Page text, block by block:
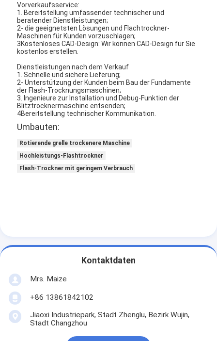
Horizontaler Band-Mischer
Universalzerkleinerungsmaschine
v-Art Pulvermischer
IBC-Behälter-Mischmaschine
Industrielle Schleuder
Grelle trockenere Maschine
Paddel-Trockner
Vorverkaufsservice:
1. Bereitstellung umfassender technischer und
beratender Dienstleistungen;
2- die geeignetsten Lösungen und Flachtrockner-
Maschinen für Kunden vorzuschlagen;
3Kostenloses CAD-Design: Wir können CAD-Design für Sie
kostenlos erstellen.
Dienstleistungen nach dem Verkauf
1. Schnelle und sichere Lieferung;
2- Unterstützung der Kunden beim Bau der Fundamente
der Flash-Trocknungsmaschinen;
3. Ingenieure zur Installation und Debug-Funktion der
Blitztrocknermaschine entsenden;
4Bereitstellung technischer Kommunikation.
Umbauten:
Rotierende grelle trockenere Maschine
Hochleistungs-Flashtrockner
Flash-Trockner mit geringem Verbrauch
Kontaktdaten
Mrs. Maize
+86 13861842102
Jiaoxi Industriepark, Stadt Zhenglu, Bezirk Wujin,
Stadt Changzhou